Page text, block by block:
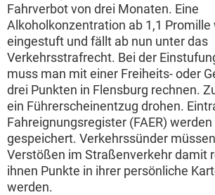
Fahrverbot von drei Monaten. Eine
Alkoholkonzentration ab 1,1
eingestuft und fällt ab nun unter das
Verkehrsstrafrecht. Bei der
muss man mit einer Freiheits- oder
drei Punkten in Flensburg rechnen.
ein Führerscheinentzug drohen.
Fahreignungsregister (FAER)
gespeichert. Verkehrssünder
Verstößen im Straßenverkehr damit
ihnen Punkte in ihrer persönliche
werden.